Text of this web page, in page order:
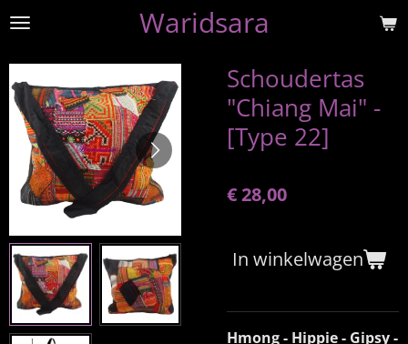
Ga
naar
de
hoofdinhoud
Waridsara
Schoudertas
"Chiang Mai" -
[Type 22]
€ 28,00
In winkelwagen
Hmong - Hippie - Gipsy -